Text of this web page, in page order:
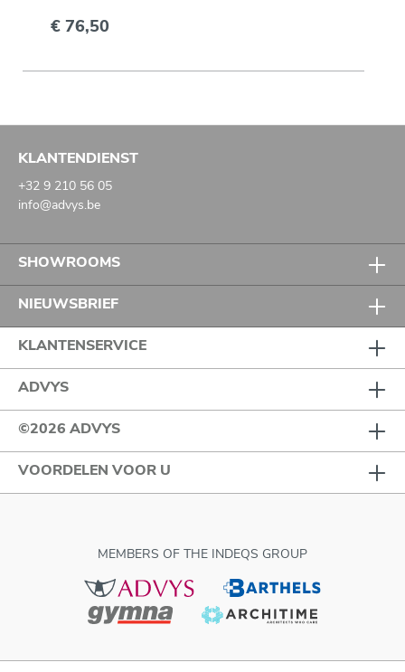
€ 76,50
KLANTENDIENST
+32 9 210 56 05
info@advys.be
SHOWROOMS
NIEUWSBRIEF
KLANTENSERVICE
ADVYS
©2026 ADVYS
VOORDELEN VOOR U
MEMBERS OF THE INDEQS GROUP